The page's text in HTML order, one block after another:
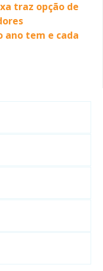
traz opção de
ano tem e cada